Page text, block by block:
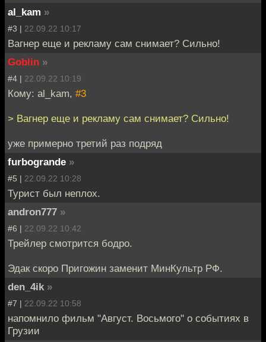
al_kam »
#3 | 22.09.22 10:17
Вагнер еще и рекламу сам снимает? Сильно!
Goblin »
#4 | 22.09.22 10:19
Кому: al_kam, #3
> Вагнер еще и рекламу сам снимает? Сильно!
уже примерно третий раз подряд
furbogrande »
#5 | 22.09.22 10:28
Турист был неплох.
andron777 »
#6 | 22.09.22 10:42
Трейлер смотрится бодро.
Эдак скоро Пригожин заменит МинКультр РФ.
den_4ik »
#7 | 22.09.22 10:58
напомнило фильм "Август. Восьмого" о событиях в
Грузии